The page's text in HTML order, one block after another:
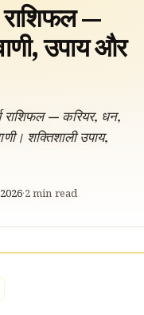
राशिफल —
उपाय और
राशिफल — करियर, धन,
शक्तिशाली उपाय,
·2min read